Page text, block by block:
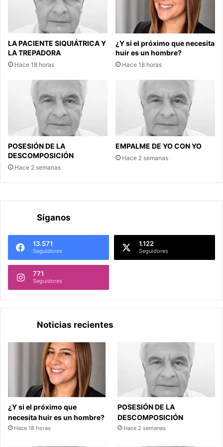
LA PACIENTE SIQUIÁTRICA Y
LA TREPADORA
Hace 18 horas
¿Y si el próximo que necesita
huir es un hombre?
Hace 18 horas
POSESIÓN DE LA
DESCOMPOSICIÓN
Hace 2 semanas
EMPALME DE YO CON YO
Hace 2 semanas
Síganos
13.571
Seguidores
1.122
Seguidores
771
Seguidores
Noticias recientes
¿Y si el próximo que
necesita huir es un hombre?
Hace 18 horas
POSESIÓN DE LA
DESCOMPOSICIÓN
Hace 2 semanas